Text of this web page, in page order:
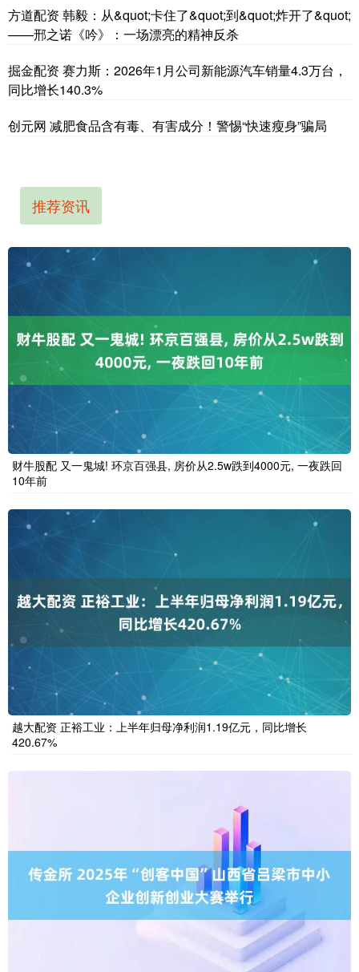
方道配资 韩毅：从&quot;卡住了&quot;到&quot;炸开了&quot;
——邢之诺《吟》：一场漂亮的精神反杀
掘金配资 赛力斯：2026年1月公司新能源汽车销量4.3万台，
同比增长140.3%
创元网 减肥食品含有毒、有害成分！警惕“快速瘦身”骗局
推荐资讯
财牛股配 又一鬼城! 环京百强县, 房价从2.5w跌到4000元, 一夜跌回
10年前
越大配资 正裕工业：上半年归母净利润1.19亿元，同比增长
420.67%